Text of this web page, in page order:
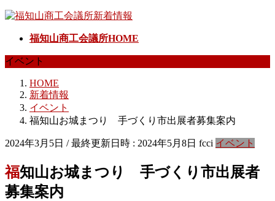
コ
ン
ツ
ナ
ー
シ
福知山商工会議所HOME
イベント
HOME
新着情報
イベント
福知山お城まつり 手づくり市出展者募集案内
2024年3月5日 / 最終更新日時 : 2024年5月8日 fcci イベント
福知山お城まつり 手づくり市出展者
募集案内